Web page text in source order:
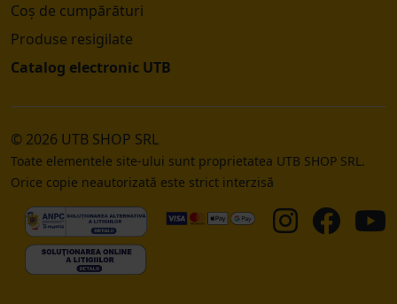
Coș de cumpărături
Produse resigilate
Catalog electronic UTB
© 2026 UTB SHOP SRL
Toate elementele site-ului sunt proprietatea UTB SHOP SRL.
Orice copie neautorizată este strict interzisă